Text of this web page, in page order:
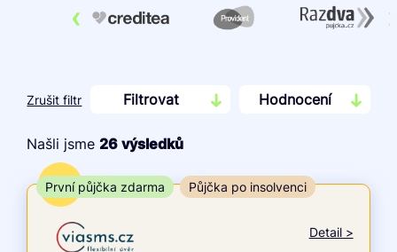
‹ ›
Zrušit filtr Filtrovat Hodnocení
Cena
Od
Našli jsme26 výsledků
TOP
První půjčka zdarma Půjčka po insolvenci
Detail >